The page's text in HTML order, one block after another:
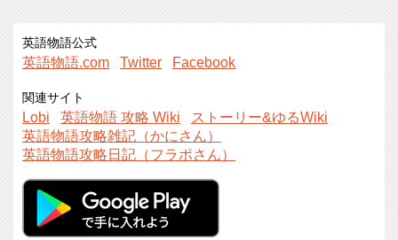
英語物語公式
英語物語.com Twitter Facebook
関連サイト
Lobi 英語物語 攻略 Wiki
ストーリー&ゆるWiki
英語物語攻略雑記（かにさん）
英語物語攻略日記（フラポさん）